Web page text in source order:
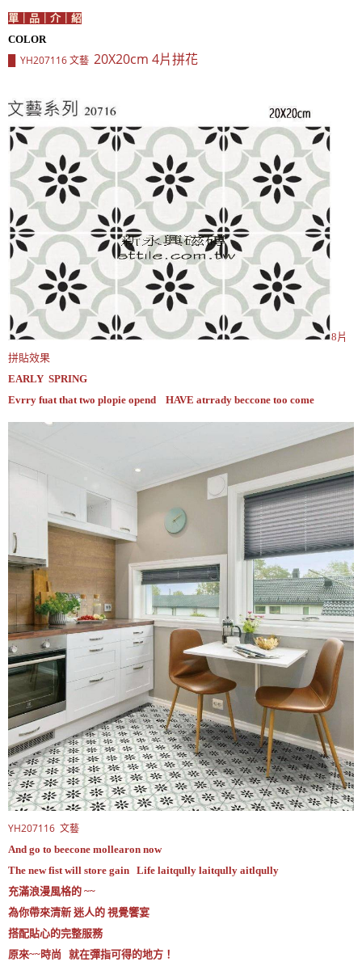
單｜品｜介｜紹
COLOR
YH207116文藝 20X20cm 4片拼花
8片
拼貼效果
EARLY SPRING
Evrry fuat that two plopie opend HAVE atrrady beccone too come
YH207116 文藝
And go to beecone mollearon now
The new fist will store gain Life laitqully laitqully aitlqully
充滿浪漫風格的 ~~
為你帶來清新 迷人的 視覺饗宴
搭配貼心的完整服務
原來~~時尚 就在彈指可得的地方！